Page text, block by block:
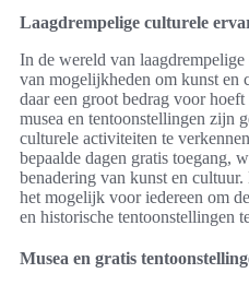
Laagdrempelige culturele
In de wereld van
van mogelijkheden om kunst en
daar een groot bedrag voor
musea en tentoonstellingen zijn
culturele activiteiten te
bepaalde dagen gratis toegang,
benadering van kunst en
het mogelijk voor iedereen om
en historische tentoonstellingen
Musea en gratis